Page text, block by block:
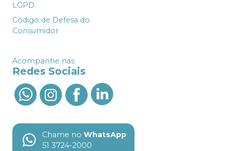
LGPD
Código de Defesa do
Consumidor
Acompanhe nas
Redes Sociais
Chame no WhatsApp
51 3724-2000